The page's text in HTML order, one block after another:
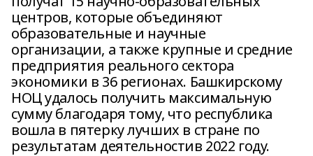
центров, которые объединяют
образовательные и научные
организации, а также крупные и средние
предприятия реального сектора
экономики в 36 регионах. Башкирскому
НОЦ удалось получить максимальную
сумму благодаря тому, что республика
вошла в пятерку лучших в стране по
результатам деятельностив 2022 году.